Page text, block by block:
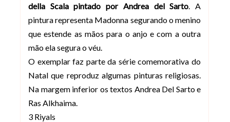
della Scala pintado por Andrea del Sarto. A
pintura representa Madonna segurando o menino
que estende as mãos para o anjo e com a outra
mão ela segura o véu.
O exemplar faz parte da série comemorativa do
Natal que reproduz algumas pinturas religiosas.
Na margem inferior os textos Andrea Del Sarto e
Ras Alkhaima.
3 Riyals